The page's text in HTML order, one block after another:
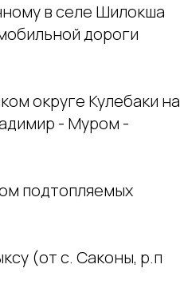
в селе Шилокша
дороги
округе Кулебаки на
- Муром -
подтопляемых
(от с. Саконы, р.п